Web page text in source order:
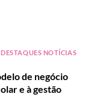
NOTÍCIAS
de negócio
e à gestão